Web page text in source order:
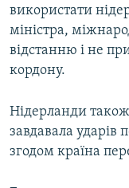
використати
міністра,
відстанню і не
кордону.
Нідерланди
завдавала ударів
згодом країна